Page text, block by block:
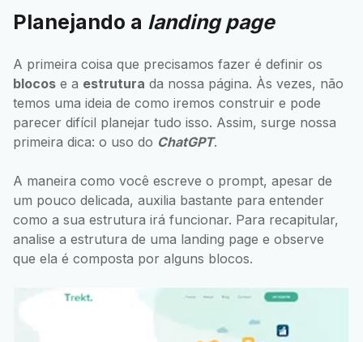
Planejando a landing page
A primeira coisa que precisamos fazer é definir os
blocos e a estrutura da nossa página. Às vezes, não
temos uma ideia de como iremos construir e pode
parecer difícil planejar tudo isso. Assim, surge nossa
primeira dica: o uso do ChatGPT.
A maneira como você escreve o prompt, apesar de
um pouco delicada, auxilia bastante para entender
como a sua estrutura irá funcionar. Para recapitular,
analise a estrutura de uma landing page e observe
que ela é composta por alguns blocos.